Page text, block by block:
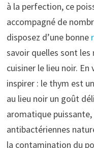
à la perfection, ce
accompagné de
disposez d’une bonne
savoir quelles sont les
cuisiner le lieu noir.
inspirer : le thym est
au lieu noir un goût
aromatique
antibactériennes
la contamination du